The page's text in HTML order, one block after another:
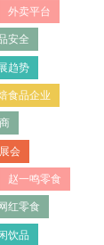
外卖平台
安全
趋势
食品企业
会
赵一鸣零食
网红零食
饮品